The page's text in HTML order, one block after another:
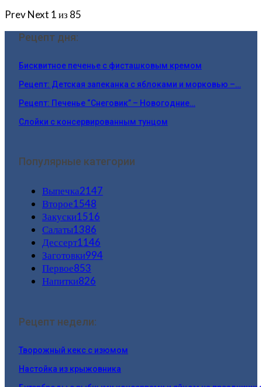
PrevNext 1 из 85
Рецепт дня:
Бисквитное печенье с фисташковым кремом
Рецепт: Детская запеканка с яблоками и морковью –…
Рецепт: Печенье “Снеговик” – Новогодние…
Слойки с консервированным тунцом
Популярные категории
Выпечка2147
Второе1548
Закуски1516
Салаты1386
Дессерт1146
Заготовки994
Первое853
Напитки826
Рецепт недели:
Творожный кекс с изюмом
Настойка из крыжовника